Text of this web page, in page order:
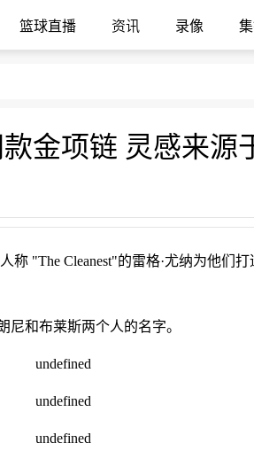
篮球直播 资讯 录像
金项链 灵感来源
"The Cleanest"的雷格·尤纳为他们
和布莱斯两个人的名字。